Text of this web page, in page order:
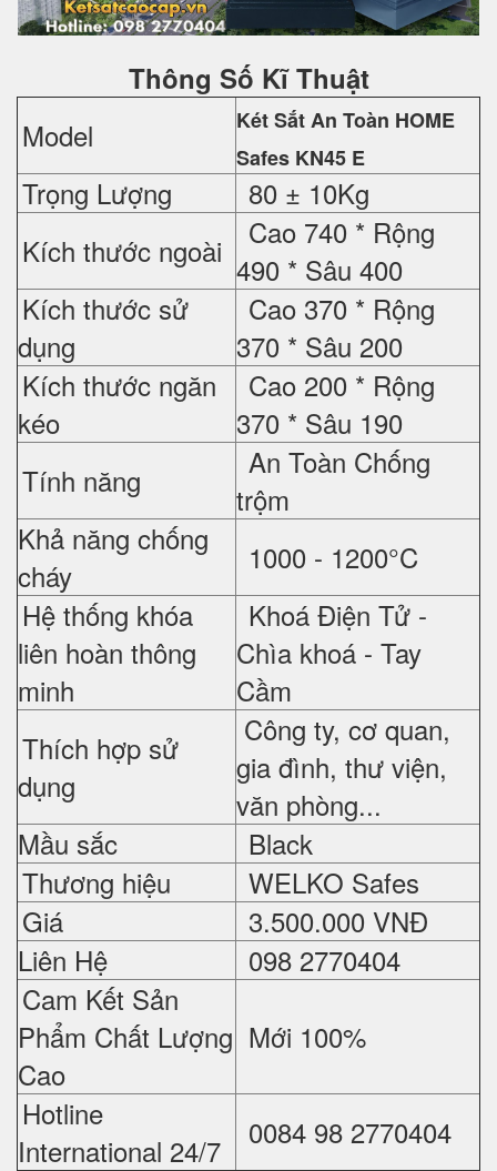
Thông Số Kĩ Thuật
Model
Két Sắt An Toàn HOME
Safes KN45 E
Trọng Lượng
80 ± 10Kg
Kích thước ngoài
Cao 740 * Rộng
490 * Sâu 400
Kích thước sử
dụng
Cao 370 * Rộng
370 * Sâu 200
Kích thước ngăn
kéo
Cao 200 * Rộng
370 * Sâu 190
Tính năng
An Toàn Chống
trộm
Khả năng chống
cháy
1000 - 1200°C
Hệ thống khóa
liên hoàn thông
minh
Khoá Điện Tử -
Chìa khoá - Tay
Cầm
Thích hợp sử
dụng
Công ty, cơ quan,
gia đình, thư viện,
văn phòng...
Mầu sắc
Black
Thương hiệu
WELKO Safes
Giá
3.500.000 VNĐ
Liên Hệ
098 2770404
Cam Kết Sản
Phẩm Chất Lượng
Cao
Mới 100%
Hotline
International 24/7
0084 98 2770404